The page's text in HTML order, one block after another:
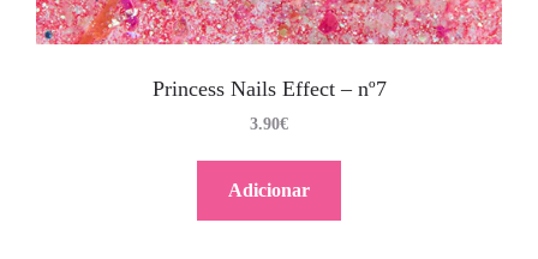
Princess Nails Effect – nº7
3.90€
Adicionar